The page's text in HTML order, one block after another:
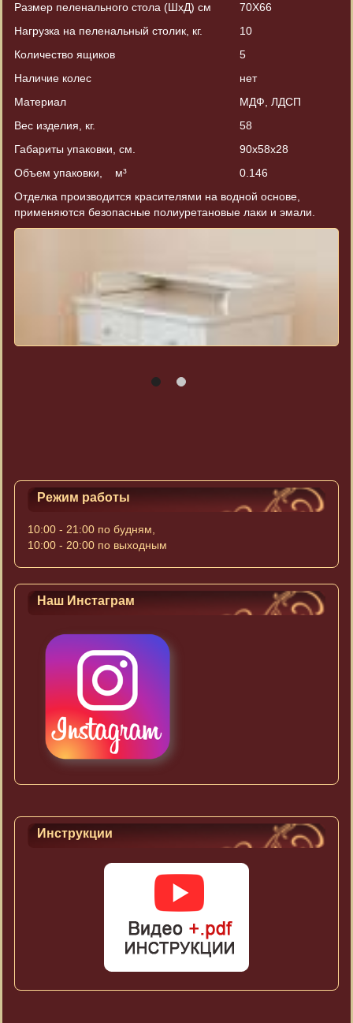
Размер пеленального стола (ШхД) см
70Х66
Нагрузка на пеленальный столик, кг.
10
Количество ящиков
5
Наличие колес
нет
Материал
МДФ, ЛДСП
Вес изделия, кг.
58
Габариты упаковки, см.
90х58х28
Объем упаковки, м³
0.146
Отделка производится красителями на водной основе,
применяются безопасные полиуретановые лаки и эмали.
Режим работы
10:00 - 21:00 по будням,
10:00 - 20:00 по выходным
Наш Инстаграм
Инструкции